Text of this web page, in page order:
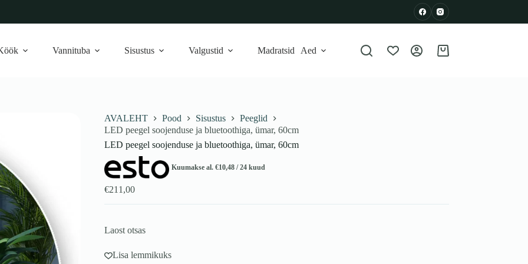
Vannituba Sisustus Valgustid Madratsid Aed
Shopping
AVALEHT Pood Sisustus
Peeglid
LED peegel soojenduse ja bluetoothiga, ümar, 60cm
LED peegel soojenduse ja bluetoothiga, ümar, 60cm
Kuumakse al. €10,48/ 24 kuud
€211,00
Laost otsas
Lisa lemmikuks